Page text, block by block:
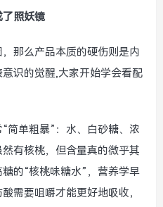
了照妖镜
那么产品本质的硬伤则是内
识的觉醒,大家开始学会看配
简单粗暴”：水、白砂糖、浓
有核桃，但含量真的微乎其
的“核桃味糖水”，营养学早
需要咀嚼才能更好地吸收，